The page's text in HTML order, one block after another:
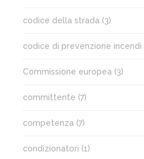
codice della strada (3)
codice di prevenzione incendi
Commissione europea (3)
committente (7)
competenza (7)
condizionatori (1)